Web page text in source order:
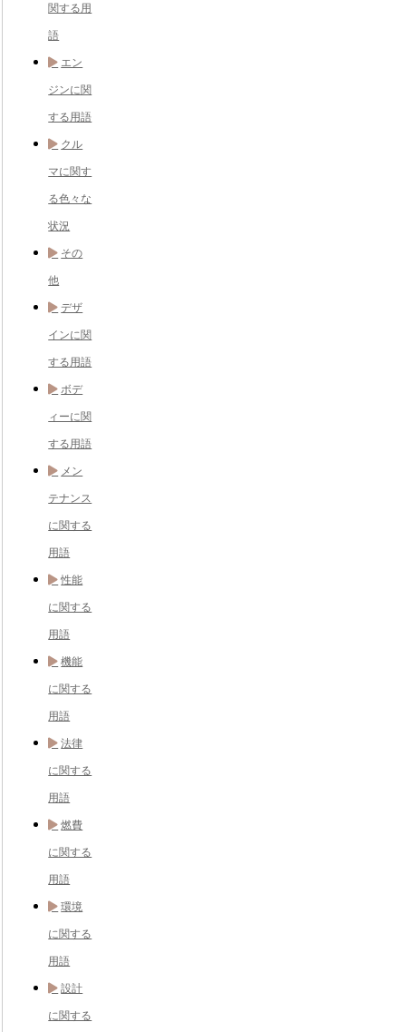
関する用
語
エン
ジンに関
する用語
クル
マに関す
る色々な
状況
その
他
デザ
インに関
する用語
ボデ
ィーに関
する用語
メン
テナンス
に関する
用語
性能
に関する
用語
機能
に関する
用語
法律
に関する
用語
燃費
に関する
用語
環境
に関する
用語
設計
に関する